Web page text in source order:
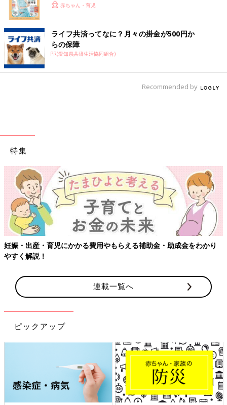
赤ちゃん・育児
ライフ共済ってなに？月々の掛金が500円か
らの保障
PR(愛知県共済生活協同組合)
Recommended by
特集
妊娠・出産・育児にかかる費用やもらえる補助金・助成金をわかり
やすく解説！
連載一覧へ
ピックアップ